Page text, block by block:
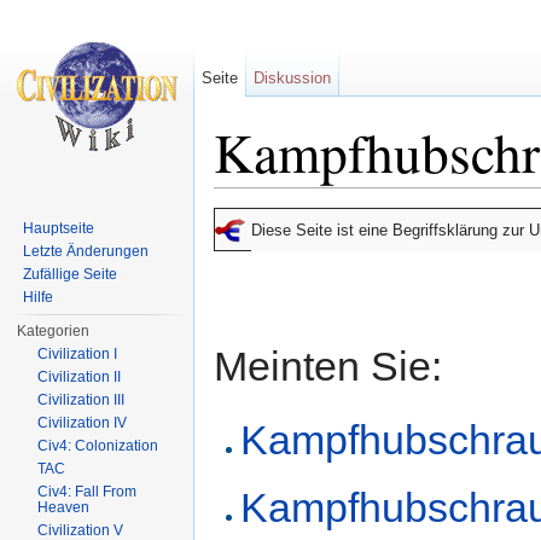
Diese Seite ist eine Begriffsklärung zur
Meinten Sie:
Seite Diskussion
Hauptseite
Letzte Änderungen
Zufällige Seite
Hilfe
Kategorien
Civilization I
Civilization II
Civilization III
Civilization IV
Civ4: Colonization
TAC
Civ4: Fall From
Heaven
Civilization V